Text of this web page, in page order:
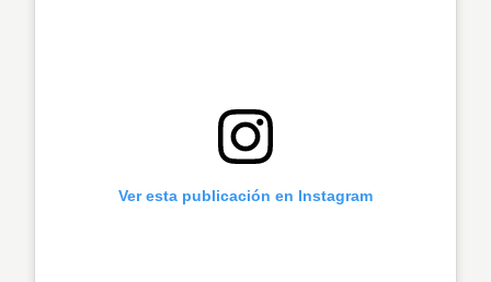
Ver esta publicación en Instagram